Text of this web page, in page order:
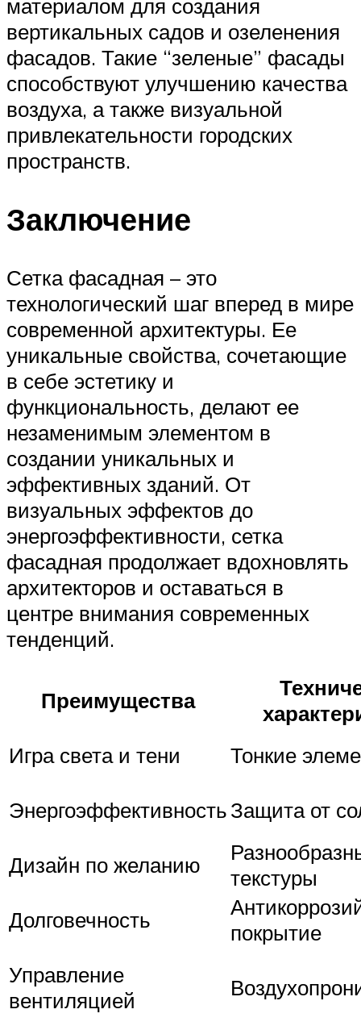
материалом для создания
вертикальных садов и озеленения
фасадов. Такие “зеленые” фасады
способствуют улучшению качества
воздуха, а также визуальной
привлекательности городских
пространств.
Заключение
Сетка фасадная – это
технологический шаг вперед в мире
современной архитектуры. Ее
уникальные свойства, сочетающие
в себе эстетику и
функциональность, делают ее
незаменимым элементом в
создании уникальных и
эффективных зданий. От
визуальных эффектов до
энергоэффективности, сетка
фасадная продолжает вдохновлять
архитекторов и оставаться в
центре внимания современных
тенденций.
Преимущества
Игра света и тени
Тонкие
ЭнергоэффективностьЗащита от
Дизайн по желанию
текстуры
Долговечность
покрытие
Управление
вентиляцией